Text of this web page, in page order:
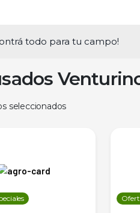
todo para tu campo!
seleccionados